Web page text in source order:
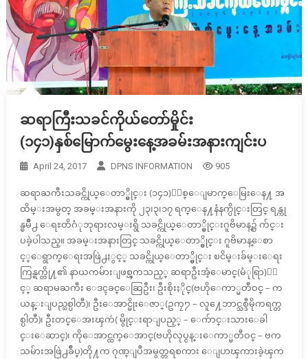
ဆရာကြီးသခင်ကိုယ်တော်မှိုင်း
(၁၄၁)နှစ်မြောက်မွေးနေ့အခမ်းအနားကျင်းပ
April 24, 2017 DPNS INFORMATION 905
ဆရာႀကီးသခင္ကိုယ္ေတာ္မွိုင္း (၁၄၁)ႏွစ္ေျမာက္ေမြးေန႔ အ
ထိမ္းအမွတ္ အခမ္းအနားကို ၂၃၊၃၊၁၇ ရက္ေန႔နံနက္ပိုင္းတြင္ ရန္ကု
န္ၿမိဳ႕ ေရႊတိဂံုဘုရားလမ္းရွိ သခင္ကိုယ္ေတာ္မွိုင္းဂူဗိမာန္၌ က်င္း
ပခဲ့ပါသည္။ အခမ္းအနားတြင္ သခင္ကိုယ္ေတာ္မွိုင္း ဂူဗိမာန္ေစာ
င့္ေရွာက္ေရးအဖြဲ႕ႏွင့္ သခင္ကိုယ္ေတာ္မွိုင္း ၿငိမ္းခ်မ္းေရး
ကြန္ရက္တို႔၏ နာယကမ်ားျဖစ္ၾကသည့္ ဆရာဦးအံ့ေမာင္(မံုရြာ)ႏွ
င့္ ဆရာမႀကီး ေဒၚခင္ေဆြဦး၊ ဦးစိုးႏိုင္(ဗဟိုေကာ္မတီဝင္ – က
ယန္းျပည္သစ္ပါတီ)၊ ဦးေအာင္မိုးေဇာ္(ဥကၠ႒ – လူ႔ေဘာင္သစ္ဒီမိုကရက္တ
စ္ပါတီ)၊ ဦးတင္ေအးၾကဴ( မွိုင္းရာျပည့္ – ေက်ာင္းသားေခါ
င္းေဆာင္)၊ ကိုေအာင္ထက္ေအာင္(ဗဟိုလုပ္ငန္းေကာ္မတီဝင္ – ဗက
သမ်ားအဖြဲ႕ခ်ဳပ္)တို႔က ဂုဏ္ျပဳအမွတ္တရစကား ေျပာၾကားခဲ့ၾက